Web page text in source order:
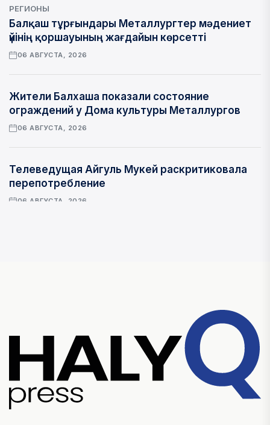
РЕГИОНЫ
Балқаш тұрғындары Металлургтер мәдениет
үйінің қоршауының жағдайын көрсетті
06 АВГУСТА, 2026
Жители Балхаша показали состояние
ограждений у Дома культуры Металлургов
06 АВГУСТА, 2026
Телеведущая Айгуль Мукей раскритиковала
перепотребление
06 АВГУСТА, 2026
Фаворитом зрительского голосования во
вторых национальных теледебатах стала
партия "Әділет"
06 АВГУСТА, 2026